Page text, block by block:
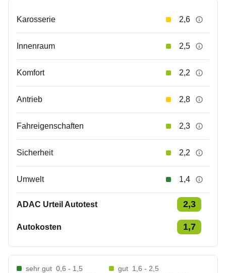
Karosserie 2,6
Innenraum 2,5
Komfort 2,2
Antrieb 2,8
Fahreigenschaften 2,3
Sicherheit 2,2
Umwelt 1,4
ADAC Urteil Autotest 2,3
Autokosten 1,7
sehr gut 0,6 - 1,5 gut 1,6 - 2,5